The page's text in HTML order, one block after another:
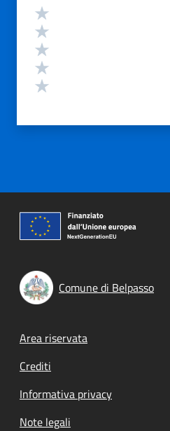
Valutazione
Comune di Belpasso
Footer menu
Area riservata
Crediti
Informativa privacy
Note legali